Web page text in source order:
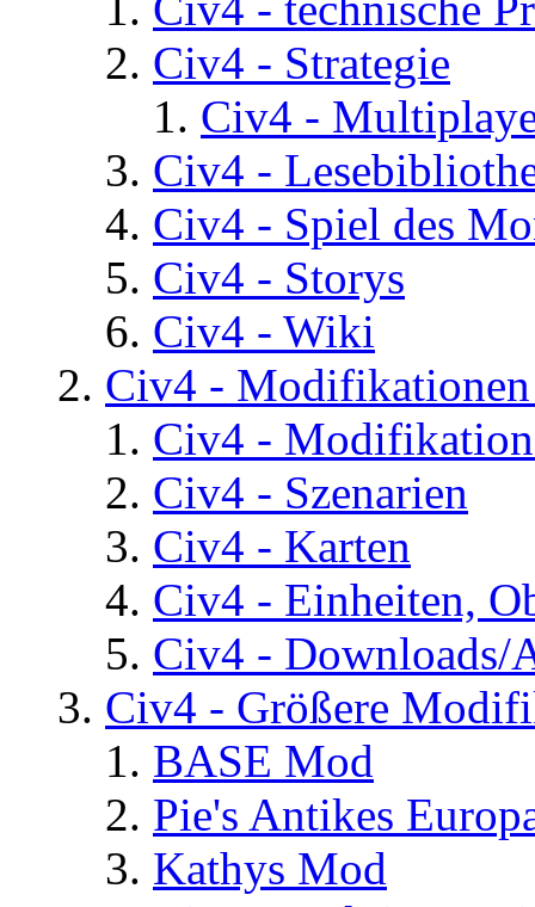
Civ4 - Strategie
Civ4 -
Civ4 -
Civ4 - Spiel des
Civ4 - Storys
Civ4 - Wiki
Civ4 -
Civ4 -
Civ4 - Szenarien
Civ4 - Karten
Civ4 - Einheiten,
Civ4 - Downloads/
Civ4 - Größere
BASE Mod
Pie's Antikes
Kathys Mod